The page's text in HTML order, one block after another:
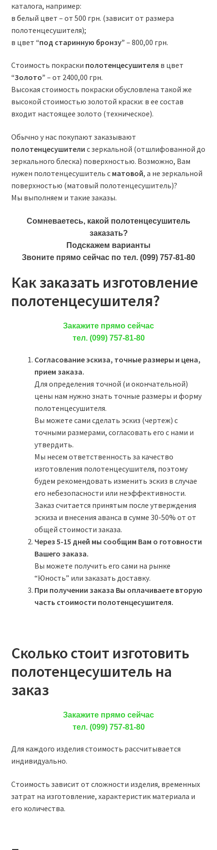
каталога, например:
в белый цвет – от 500 грн. (зависит от размера
полотенцесушителя);
в цвет “под старинную бронзу” – 800,00 грн.
Стоимость покраски полотенцесушителя в цвет
“Золото” – от 2400,00 грн.
Высокая стоимость покраски обусловлена такой же
высокой стоимостью золотой краски: в ее состав
входит настоящее золото (техническое).
Обычно у нас покупают заказывают
полотенцесушители с зеркальной (отшлифованной до
зеркального блеска) поверхностью. Возможно, Вам
нужен полотенцесушитель с матовой, а не зеркальной
поверхностью (матовый полотенцесушитель)?
Мы выполняем и такие заказы.
Сомневаетесь, какой полотенцесушитель
заказать?
Подскажем варианты
Звоните прямо сейчас по тел. (099) 757-81-80
Как заказать изготовление
полотенцесушителя?
Закажите прямо сейчас
тел. (099) 757-81-80
Согласование эскиза, точные размеры и цена,
прием заказа.
Для определения точной (и окончательной)
цены нам нужно знать точные размеры и форму
полотенцесушителя.
Вы можете сами сделать эскиз (чертеж) с
точными размерами, согласовать его с нами и
утвердить.
Мы несем ответственность за качество
изготовления полотенцесушителя, поэтому
будем рекомендовать изменить эскиз в случае
его небезопасности или неэффективности.
Заказ считается принятым после утверждения
эскиза и внесения аванса в сумме 30-50% от от
общей стоимости заказа.
Через 5-15 дней мы сообщим Вам о готовности
Вашего заказа.
Вы можете получить его сами на рынке
“Юность” или заказать доставку.
При получении заказа Вы оплачиваете вторую
часть стоимости полотенцесушителя.
Сколько стоит изготовить
полотенцесушитель на
заказ
Закажите прямо сейчас
тел. (099) 757-81-80
Для каждого изделия стоимость рассчитывается
индивидуально.
Стоимость зависит от сложности изделия, временных
затрат на изготовление, характеристик материала и
его количества.